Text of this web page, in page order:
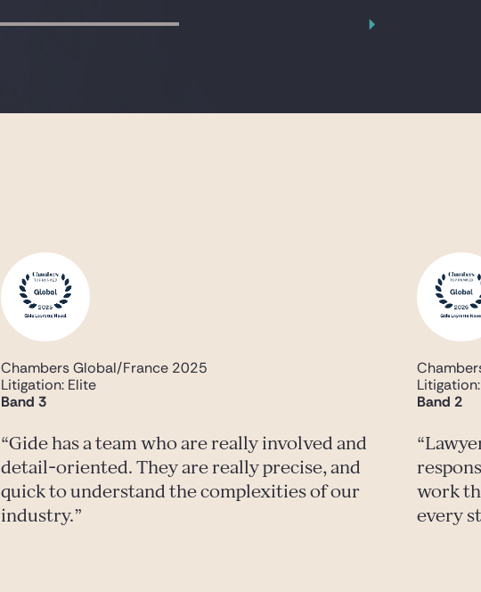
Chambers Global/France 2025
Litigation: Elite
Band 3
Gide has a team who are really involved and
detail-oriented. They are really precise, and
quick to understand the complexities of our
industry.
Band 2
work
every